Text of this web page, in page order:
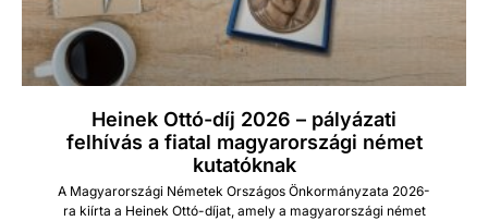
Heinek Ottó-díj 2026 – pályázati
felhívás a fiatal magyarországi német
kutatóknak
A Mag­yarorszá­gi Néme­tek Orszá­gos Önko­r­mányza­ta 2026-
ra kiír­ta a Heinek Ottó-díjat, ame­ly a mag­yarorszá­gi német